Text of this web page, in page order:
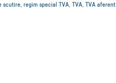
scutire, regim special TVA, TVA, TVA aferent